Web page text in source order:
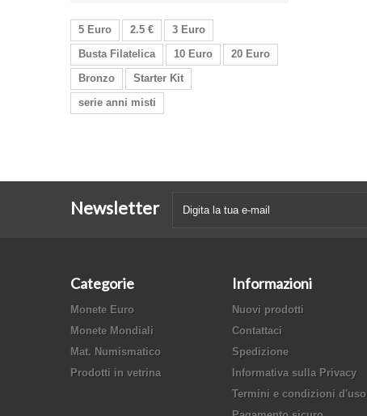
5 Euro 2.5 €
3 Euro
Busta Filatelica
10 Euro
20 Euro
Bronzo
Starter Kit
serie anni misti
Newsletter
Categorie
Monete Euro
Monete Mondiali
Mat. Numismatico
Prodotti in vetrina
Informazioni
Nuovi prodotti
Contattaci
Spedizione
Informativa sulla Privacy
Termini e condizioni d'uso